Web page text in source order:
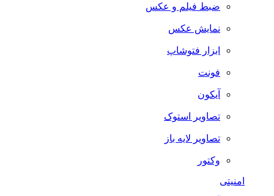
ضبط فيلم و عكس
نمایش عکس
ابزار فتوشاپ
فونت
آیکون
تصاویر استوک
تصاویر لایه باز
وکتور
امنیتی